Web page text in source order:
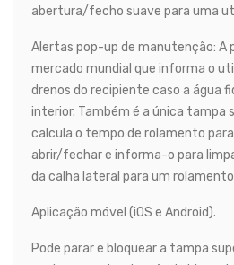
abertura/fecho suave para uma
Alertas pop-up de manutenção: A
mercado mundial que informa o
drenos do recipiente caso a água
interior. Também é a única tampa
calcula o tempo de rolamento
abrir/fechar e informa-o para
da calha lateral para um
Aplicação móvel (iOS e Android).
Pode parar e bloquear a tampa